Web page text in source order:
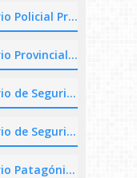
Instituto Universitario Policial Provincial Juan Vucetich
Instituto Universitario Provincial de Seguridad
Instituto Universitario de Seguridad de la Ciudad
Instituto Universitario de Seguridad Marítima
Instituto Universitario Patagónico de las Artes